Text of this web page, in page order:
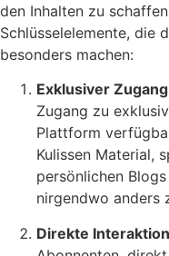
den Inhalten zu
Schlüsselelemente, die
besonders machen:
Exklusiver
Zugang zu
Plattform
Kulissen Material,
persönlichen
nirgendwo anders
Direkte